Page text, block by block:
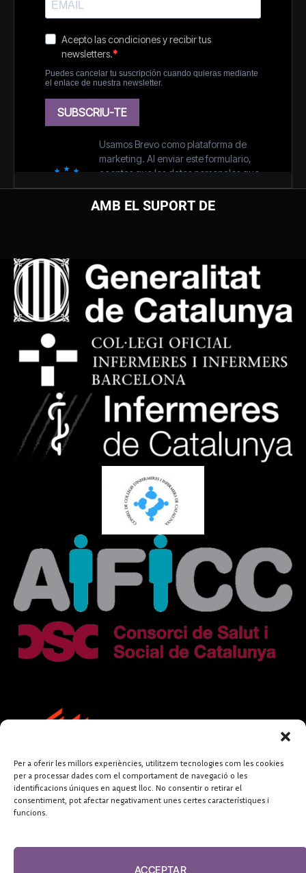
Per a oferir les millors experiències, utilitzem tecnologies com les cookies
per a processar dades com el comportament de navegació o les
identificacions úniques en aquest lloc. No consentir o retirar el
consentiment, pot afectar negativament unes certes característiques i
funcions.
ACCEPTAR
AMB EL SUPORT DE
FUNDACIÓ